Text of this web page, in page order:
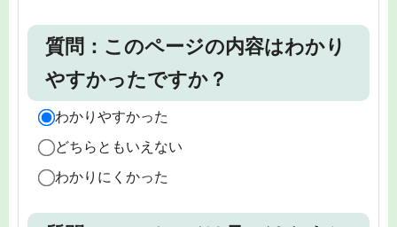
質問：このページの内容はわかり
やすかったですか？
わかりやすかった
どちらともいえない
わかりにくかった